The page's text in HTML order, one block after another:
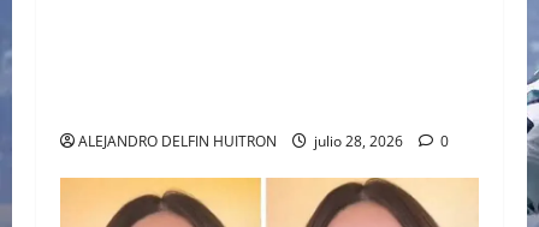
ALEJANDRO DELFIN HUITRON julio 28, 2026 0